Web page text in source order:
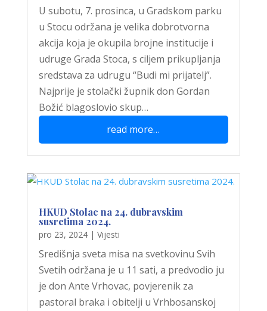
U subotu, 7. prosinca, u Gradskom parku
u Stocu održana je velika dobrotvorna
akcija koja je okupila brojne institucije i
udruge Grada Stoca, s ciljem prikupljanja
sredstava za udrugu “Budi mi prijatelj”.
Najprije je stolački župnik don Gordan
Božić blagoslovio skup…
read more…
HKUD Stolac na 24. dubravskim
susretima 2024.
pro 23, 2024| Vijesti
Središnja sveta misa na svetkovinu Svih
Svetih održana je u 11 sati, a predvodio ju
je don Ante Vrhovac, povjerenik za
pastoral braka i obitelji u Vrhbosanskoj